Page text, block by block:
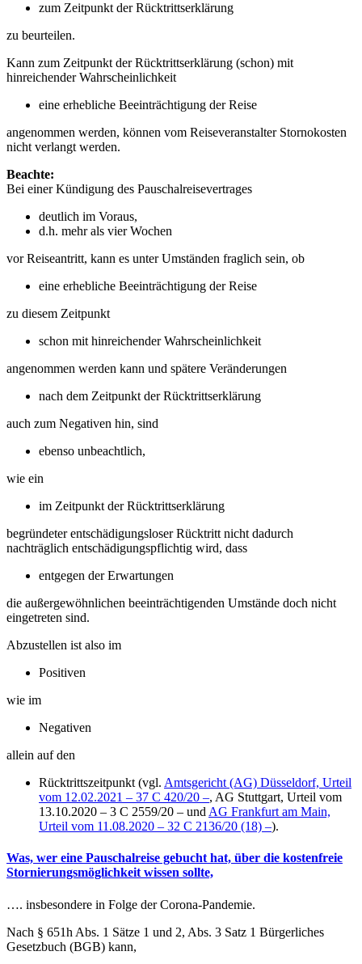
zum Zeitpunkt der Rücktrittserklärung
zu beurteilen.
Kann zum Zeitpunkt der Rücktrittserklärung (schon) mit
hinreichender Wahrscheinlichkeit
eine erhebliche Beeinträchtigung der Reise
angenommen werden, können vom Reiseveranstalter Stornokosten
nicht verlangt werden.
Beachte:
Bei einer Kündigung des Pauschalreisevertrages
deutlich im Voraus,
d.h. mehr als vier Wochen
vor Reiseantritt, kann es unter Umständen fraglich sein, ob
eine erhebliche Beeinträchtigung der Reise
zu diesem Zeitpunkt
schon mit hinreichender Wahrscheinlichkeit
angenommen werden kann und spätere Veränderungen
nach dem Zeitpunkt der Rücktrittserklärung
auch zum Negativen hin, sind
ebenso unbeachtlich,
wie ein
im Zeitpunkt der Rücktrittserklärung
begründeter entschädigungsloser Rücktritt nicht dadurch
nachträglich entschädigungspflichtig wird, dass
entgegen der Erwartungen
die außergewöhnlichen beeinträchtigenden Umstände doch nicht
eingetreten sind.
Abzustellen ist also im
Positiven
wie im
Negativen
allein auf den
Rücktrittszeitpunkt (vgl. Amtsgericht (AG) Düsseldorf, Urteil
vom 12.02.2021 – 37 C 420/20 –, AG Stuttgart, Urteil vom
13.10.2020 – 3 C 2559/20 – und AG Frankfurt am Main,
Urteil vom 11.08.2020 – 32 C 2136/20 (18) –).
Was, wer eine Pauschalreise gebucht hat, über die kostenfreie
Stornierungsmöglichkeit wissen sollte,
…. insbesondere in Folge der Corona-Pandemie.
Nach § 651h Abs. 1 Sätze 1 und 2, Abs. 3 Satz 1 Bürgerliches
Gesetzbuch (BGB) kann,